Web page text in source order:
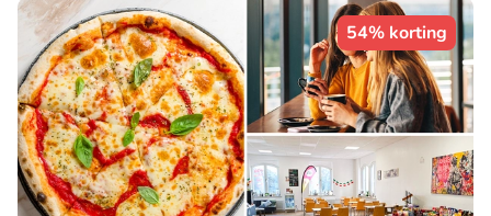
54% korting